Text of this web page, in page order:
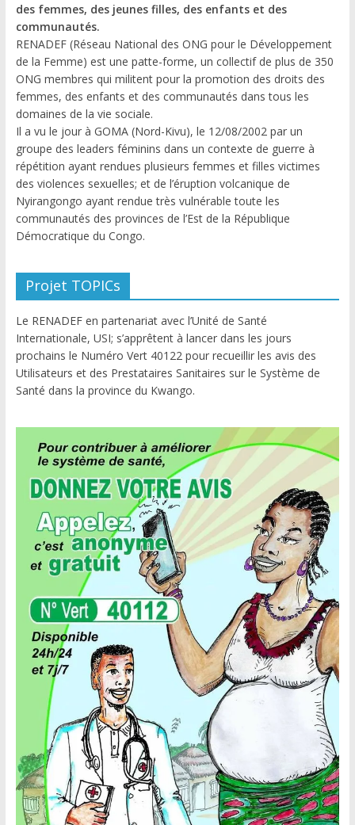
des femmes, des jeunes filles, des enfants et des
communautés.
RENADEF (Réseau National des ONG pour le Développement
de la Femme) est une patte-forme, un collectif de plus de 350
ONG membres qui militent pour la promotion des droits des
femmes, des enfants et des communautés dans tous les
domaines de la vie sociale.
Il a vu le jour à GOMA (Nord-Kivu), le 12/08/2002 par un
groupe des leaders féminins dans un contexte de guerre à
répétition ayant rendues plusieurs femmes et filles victimes
des violences sexuelles; et de l’éruption volcanique de
Nyirangongo ayant rendue très vulnérable toute les
communautés des provinces de l’Est de la République
Démocratique du Congo.
Projet TOPICs
Le RENADEF en partenariat avec l’Unité de Santé
Internationale, USI; s’apprêtent à lancer dans les jours
prochains le Numéro Vert 40122 pour recueillir les avis des
Utilisateurs et des Prestataires Sanitaires sur le Système de
Santé dans la province du Kwango.